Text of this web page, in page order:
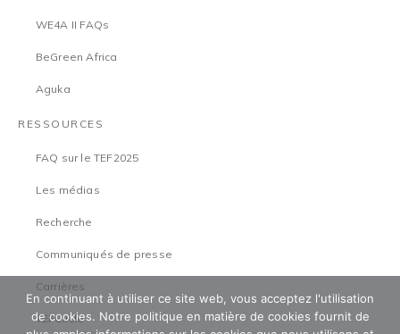
WE4A II FAQs
BeGreen Africa
Aguka
RESSOURCES
FAQ sur le TEF2025
Les médias
Recherche
Communiqués de presse
Carrières
TEFCircle
En continuant à utiliser ce site web, vous acceptez l'utilisation
de cookies. Notre politique en matière de cookies fournit de